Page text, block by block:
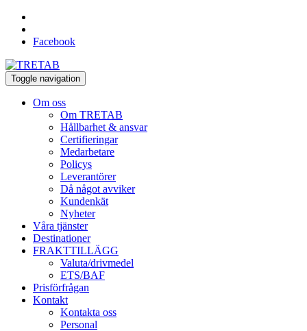
Facebook
Toggle navigation
Om oss
Om TRETAB
Hållbarhet & ansvar
Certifieringar
Medarbetare
Policys
Leverantörer
Då något avviker
Kundenkät
Nyheter
Våra tjänster
Destinationer
FRAKTTILLÄGG
Valuta/drivmedel
ETS/BAF
Prisförfrågan
Kontakt
Kontakta oss
Personal